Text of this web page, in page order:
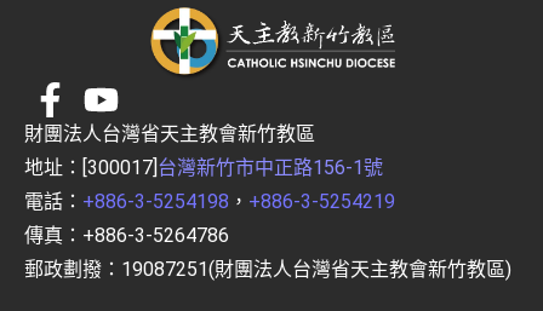
財團法人台灣省天主教會新竹教區
地址：[300017]台灣新竹市中正路156-1號
電話： +886-3-5254198 ， +886-3-5254219
傳真：+886-3-5264786
郵政劃撥：19087251(財團法人台灣省天主教會新竹教區)